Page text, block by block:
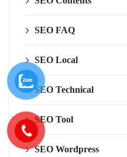
SEO FAQ
SEO Local
SEO Technical
SEO Tool
SEO Wordpress